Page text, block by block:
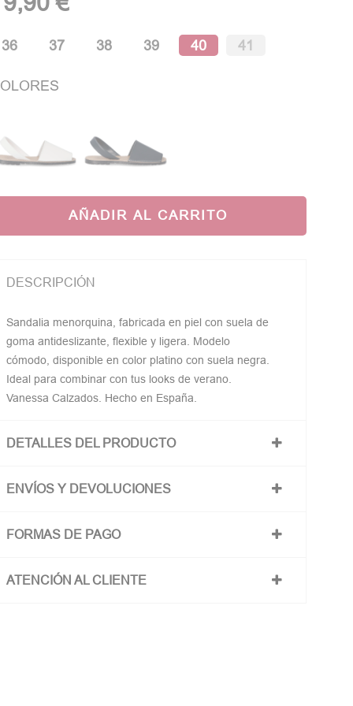
36 37 38 39 40 41
AÑADIR AL CARRITO
DESCRIPCIÓN
Sandalia menorquina, fabricada en piel con suela de
goma antideslizante, flexible y ligera. Modelo
cómodo, disponible en color platino con suela negra.
Ideal para combinar con tus looks de verano.
Vanessa Calzados. Hecho en España.
DETALLES DEL PRODUCTO
ENVÍOS Y DEVOLUCIONES
FORMAS DE PAGO
ATENCIÓN AL CLIENTE